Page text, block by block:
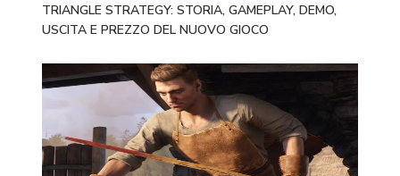
TRIANGLE STRATEGY: STORIA, GAMEPLAY, DEMO,
USCITA E PREZZO DEL NUOVO GIOCO